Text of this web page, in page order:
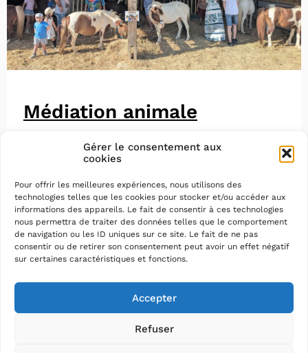
Gérer le consentement aux
cookies
Pour offrir les meilleures expériences, nous utilisons des
technologies telles que les cookies pour stocker et/ou accéder aux
informations des appareils. Le fait de consentir à ces technologies
nous permettra de traiter des données telles que le comportement
de navigation ou les ID uniques sur ce site. Le fait de ne pas
consentir ou de retirer son consentement peut avoir un effet négatif
sur certaines caractéristiques et fonctions.
Accepter
Refuser
Médiation animale